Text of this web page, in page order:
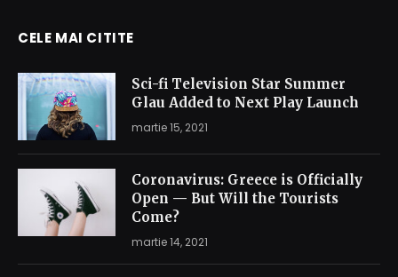
CELE MAI CITITE
Sci-fi Television Star Summer
Glau Added to Next Play Launch
martie 15, 2021
Coronavirus: Greece is Officially
Open — But Will the Tourists
Come?
martie 14, 2021